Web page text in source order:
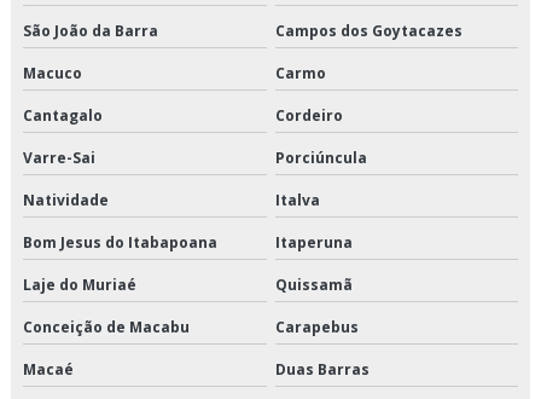
Distribuição de alimentos refrigerados valor
Distribuição de cargas logística
Distribuição de congelados e climatizados
Distribuição de refrigerados e climatizados
Distribuição fracionada
Distribuidora de cargas
Empresa de armazenagem
São João da Barra Campos dos Goytacazes
Macuco Carmo
Cantagalo Cordeiro
Varre-Sai Porciúncula
Natividade Italva
Bom Jesus do Itabapoana Itaperuna
Laje do Muriaé Quissamã
Conceição de Macabu Carapebus
Macaé Duas Barras